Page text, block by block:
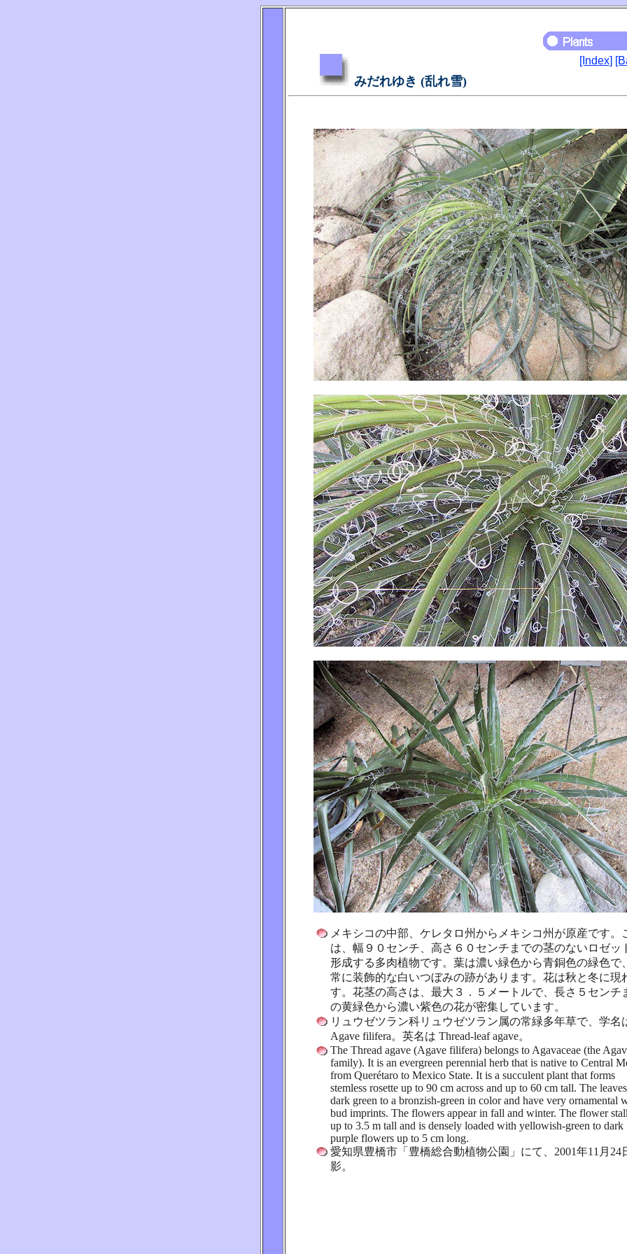
みだれゆき (乱れ雪)
[Index]
メキシコの中部、ケレタロ州からメキシコ州が原産です。
は、幅９０センチ、高さ６０センチまでの茎のないロゼッ
形成する多肉植物です。葉は濃い緑色から青銅色の緑色で
常に装飾的な白いつぼみの跡があります。花は秋と冬に現
す。花茎の高さは、最大３．５メートルで、長さ５センチ
の黄緑色から濃い紫色の花が密集しています。
リュウゼツラン科リュウゼツラン属の常緑多年草で、学名
Agave filifera。英名は Thread-leaf agave。
The Thread agave (Agave filifera) belongs to Agavaceae (the
family). It is an evergreen perennial herb that is native to Central
from Querétaro to Mexico State. It is a succulent plant that forms
stemless rosette up to 90 cm across and up to 60 cm tall. The
dark green to a bronzish-green in color and have very ornamental
bud imprints. The flowers appear in fall and winter. The flower
up to 3.5 m tall and is densely loaded with yellowish-green to dark
purple flowers up to 5 cm long.
愛知県豊橋市「豊橋総合動植物公園」にて、2001年11月24
影。